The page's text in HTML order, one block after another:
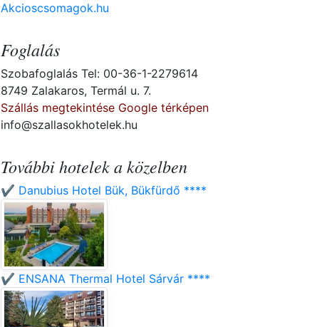
Akcioscsomagok.hu
Foglalás
Szobafoglalás Tel: 00-36-1-2279614
8749 Zalakaros, Termál u. 7.
Szállás megtekintése Google térképen
info@szallasokhotelek.hu
További hotelek a közelben
✔️ Danubius Hotel Bük, Bükfürdő ****
✔️ ENSANA Thermal Hotel Sárvár ****